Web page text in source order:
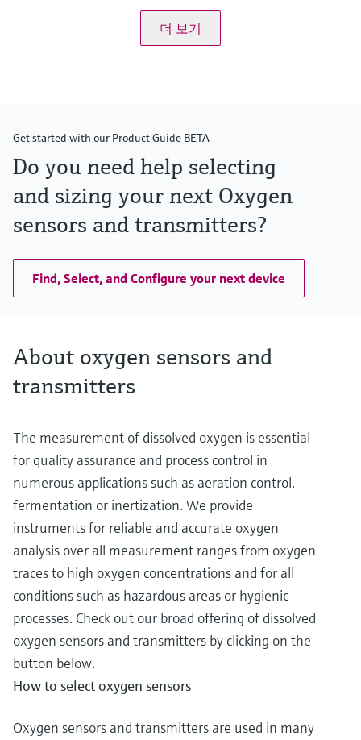
Stainless steel, Alloy C22, PEEK:
더 보기
Get started with our Product Guide BETA
Do you need help selecting
and sizing your next Oxygen
sensors and transmitters?
Find, Select, and Configure your next device
About oxygen sensors and
transmitters
The measurement of dissolved oxygen is essential
for quality assurance and process control in
numerous applications such as aeration control,
fermentation or inertization. We provide
instruments for reliable and accurate oxygen
analysis over all measurement ranges from oxygen
traces to high oxygen concentrations and for all
conditions such as hazardous areas or hygienic
processes. Check out our broad offering of dissolved
oxygen sensors and transmitters by clicking on the
button below.
How to select oxygen sensors
Oxygen sensors and transmitters are used in many